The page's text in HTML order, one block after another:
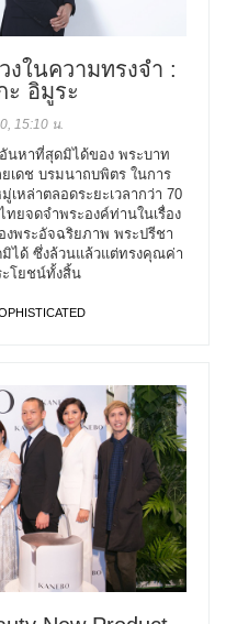
งในความทรงจำ :
ะ อิมูระ
15:10 น.
หาที่สุดมิได้ของ พระบาท
เดช บรมนาถบพิตร ในการ
หล่าตลอดระยะเวลากว่า 70
ทยจดจำพระองค์ท่านในเรื่อง
งพระอัจฉริยภาพ พระปรีชา
ได้ ซึ่งล้วนแล้วแต่ทรงคุณค่า
ะโยชน์ทั้งสิ้น